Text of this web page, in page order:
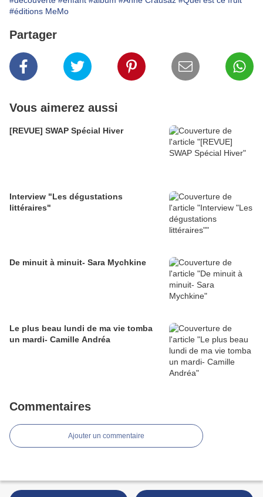
#éditions MeMo
Partager
Vous aimerez aussi
[REVUE] SWAP Spécial Hiver
Interview "Les dégustations
littéraires"
De minuit à minuit- Sara Mychkine
Le plus beau lundi de ma vie tomba
un mardi- Camille Andréa
Commentaires
Ajouter un commentaire